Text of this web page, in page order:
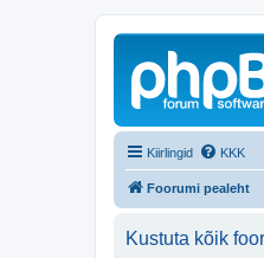
Kiirlingid KKK
Foorumi pealeht
Kustuta kõik